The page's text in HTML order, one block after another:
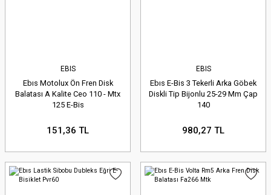
EBIS
Ebıs Motolux Ön Fren Disk
Balatası A Kalite Ceo 110 - Mtx
125 E-Bis
151,36 TL
EBIS
Ebıs E-Bis 3 Tekerli Arka Göbek
Diskli Tip Bijonlu 25-29 Mm Çap
140
980,27 TL